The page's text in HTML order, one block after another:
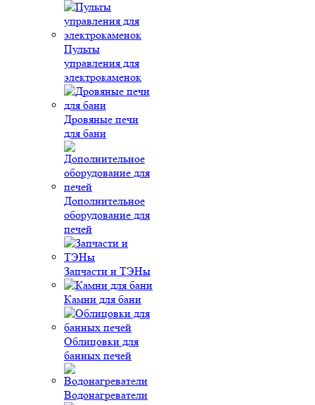
Пульты
управления для
электрокаменок
Дровяные печи
для бани
Дополнительное
оборудование для
печей
Запчасти и ТЭНы
Камни для бани
Облицовки для
банных печей
Водонагреватели